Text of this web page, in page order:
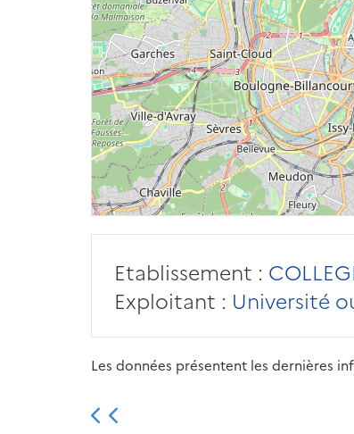
Etablissement :
Exploitant : Université
Les données présentent les dernières